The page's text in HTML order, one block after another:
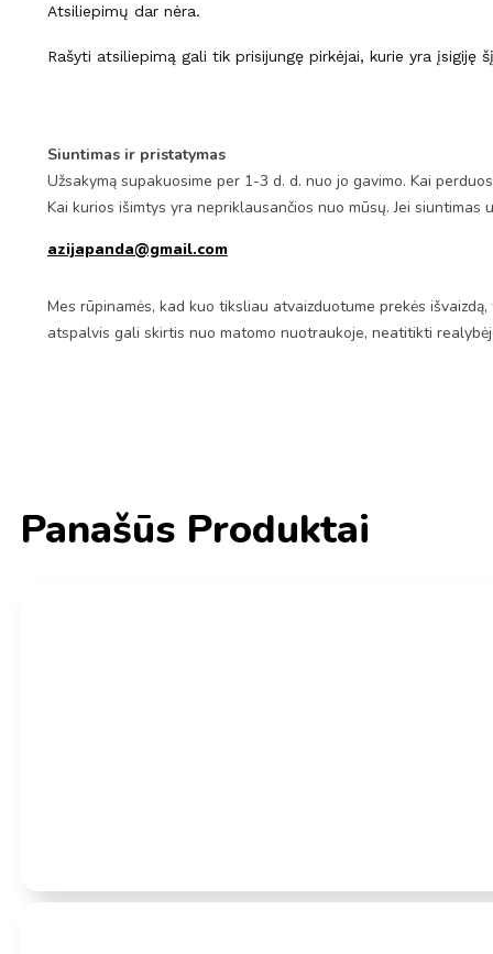
Atsiliepimų dar nėra.
Rašyti atsiliepimą gali tik prisijungę pirkėjai, kurie yra įsigiję
Siuntimas ir pristatymas
Užsakymą supakuosime per 1-3 d. d. nuo jo gavimo. Kai
Kai kurios išimtys yra nepriklausančios nuo mūsų. Jei siuntimas
azijapanda@gmail.com
Mes rūpinamės, kad kuo tiksliau atvaizduotume prekės
atspalvis gali skirtis nuo matomo nuotraukoje, neatitikti
Panašūs Produktai